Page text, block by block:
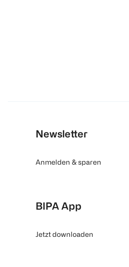
Newsletter
Anmelden & sparen
BIPA App
Jetzt downloaden